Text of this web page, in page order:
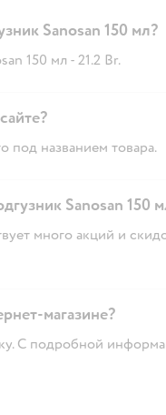
Sanosan 150 мл?
150 мл - 21.2 Br.
под названием товара.
Sanosan 150
много акций и
магазине?
С подробной